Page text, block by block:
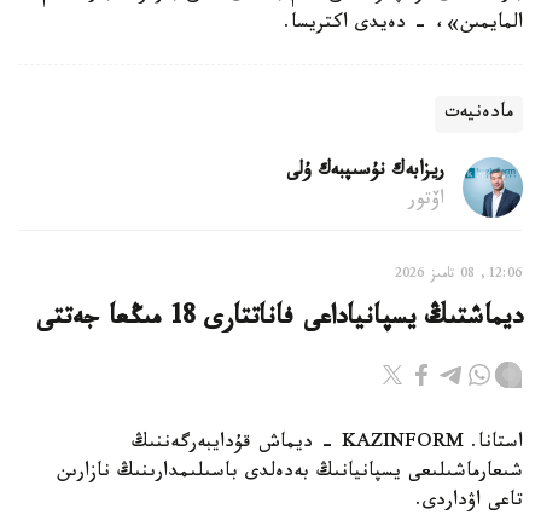
المايمىن»، - دەيدى اكتريسا.
مادەنيەت
ريزابەك نۇسىپبەك ۇلى
اۆتور
12:06, 08 تامىز 2026
ديماشتىڭ يسپانياداعى فاناتتارى 18 مىڭعا جەتتى
استانا. KAZINFORM - ديماش قۇدايبەرگەننىڭ
شىعارماشىلىعى يسپانيانىڭ بەدەلدى باسىلىمدارىنىڭ نازارىن
تاعى اۋداردى.